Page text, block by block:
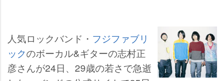
人気ロックバンド・ フジファブリ
ックのボーカル&ギターの志村正
彦さんが24日、29歳の若さで急逝